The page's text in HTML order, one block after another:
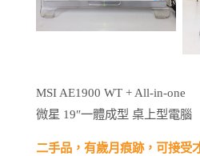
上
型
數
量
MSI AE1900 WT + All-in-one
微星 19″一體成型 桌上型電腦
二手品，有歲月痕跡，可接受